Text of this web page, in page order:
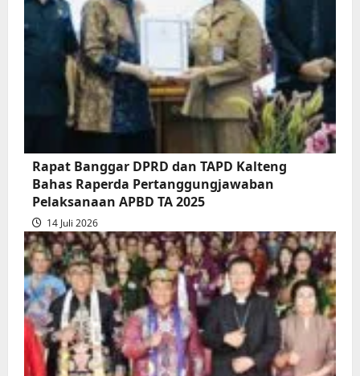
Pendapat
Akhir
Gubernur
atas
Persetujuan
Bersama
Raperda
Pertanggungjawaban
Pelaksanaan
APBD
2025
Rapat Banggar DPRD dan TAPD Kalteng
Bahas Raperda Pertanggungjawaban
Pelaksanaan APBD TA 2025
14 Juli 2026